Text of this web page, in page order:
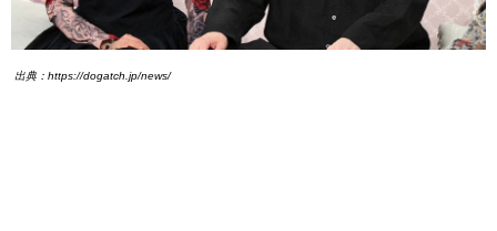
出典：https://dogatch.jp/news/